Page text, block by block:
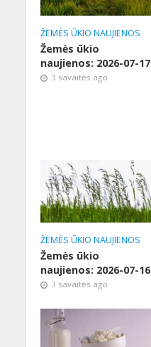
ŽEMĖS ŪKIO NAUJIENOS
Žemės ūkio
naujienos: 2026-07-17
3 savaitės ago
ŽEMĖS ŪKIO NAUJIENOS
Žemės ūkio
naujienos: 2026-07-16
3 savaitės ago